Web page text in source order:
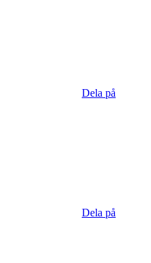
Dela på
Dela på